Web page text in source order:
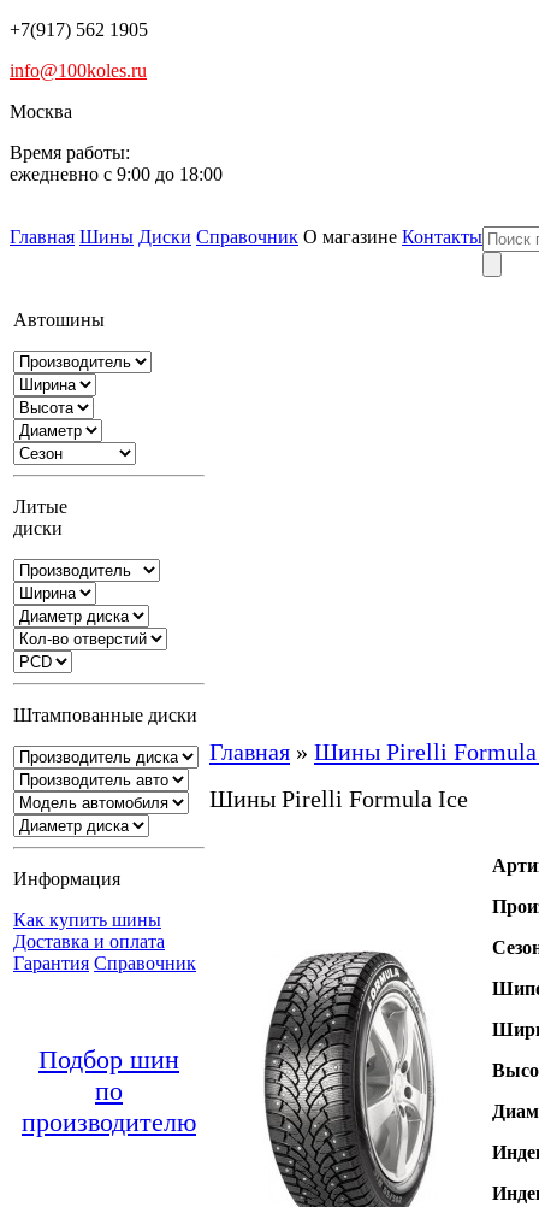
+7(917) 562 1905
info@100koles.ru
Москва
Время работы:
ежедневно с 9:00 до 18:00
Главная Шины Диски Справочник О магазине Контакты
Автошины
Литые
диски
Штампованные диски
Информация
Как купить шины
Доставка и оплата
Гарантия Справочник
Подбор шин
по
производителю
Главная » Шины Pirelli Formula
Шины Pirelli Formula Ice